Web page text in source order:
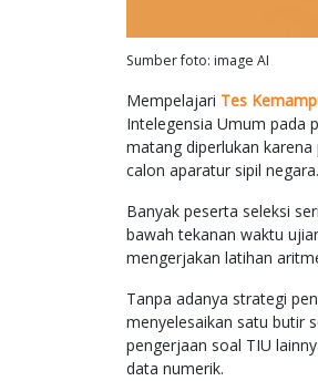
Sumber foto: image AI
Mempelajari Tes
Intelegensia Umum pada
matang diperlukan
calon aparatur sipil negara.
Banyak peserta seleksi
bawah tekanan waktu
mengerjakan latihan
Tanpa adanya strategi
menyelesaikan satu butir
pengerjaan soal TIU
data numerik.